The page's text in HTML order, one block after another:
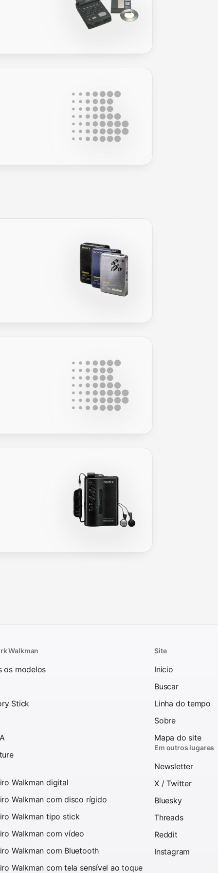
Walkman
os modelos
Stick
Walkman digital
Walkman com disco rígido
Walkman tipo stick
Walkman com vídeo
Walkman com Bluetooth
Walkman com tela sensível ao toque
Site
Inicio
Buscar
Linha do tempo
Sobre
Mapa do site
Em outros lugares
Newsletter
X / Twitter
Bluesky
Threads
Reddit
Instagram